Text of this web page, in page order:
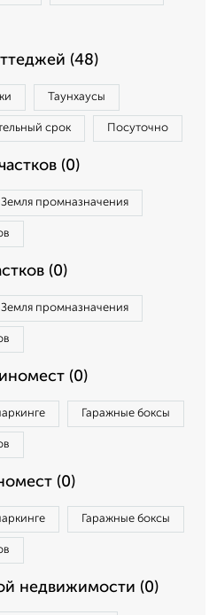
(48)
Таунхаусы
срок Посуточно
(0)
Земля промназначения
(0)
Земля промназначения
(0)
Гаражные боксы
(0)
Гаражные боксы
недвижимости (0)